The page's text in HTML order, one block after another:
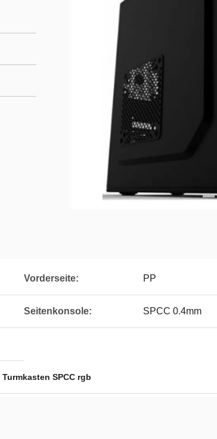
Vorderseite: PP
Seitenkonsole: SPCC 0.4mm
Turmkasten SPCC rgb